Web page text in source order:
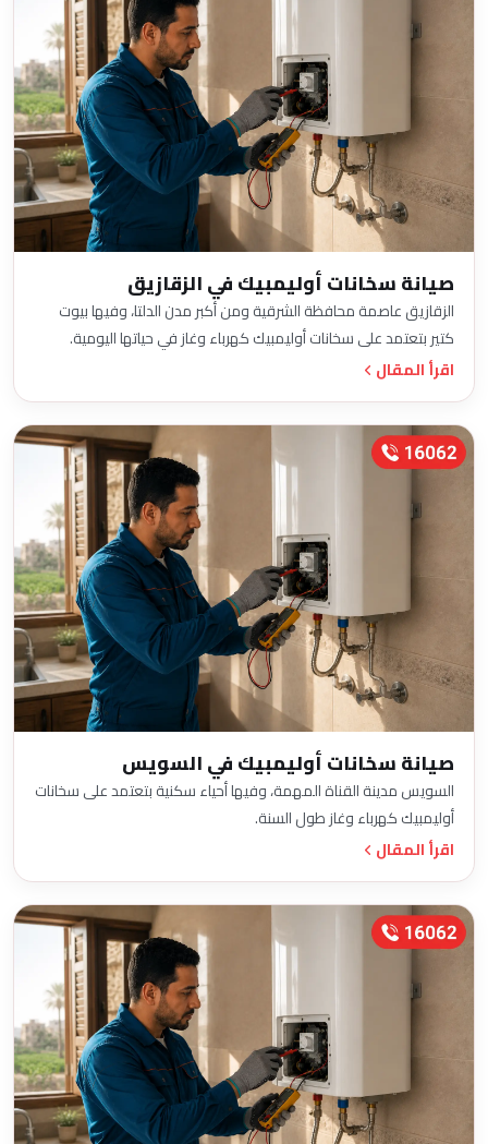
صيانة سخانات أوليمبيك في الزقازيق
الزقازيق عاصمة محافظة الشرقية ومن أكبر مدن الدلتا، وفيها بيوت
كتير بتعتمد على سخانات أوليمبيك كهرباء وغاز في حياتها اليومية.
اقرأ المقال
صيانة سخانات أوليمبيك في السويس
السويس مدينة القناة المهمة، وفيها أحياء سكنية بتعتمد على سخانات
أوليمبيك كهرباء وغاز طول السنة.
اقرأ المقال